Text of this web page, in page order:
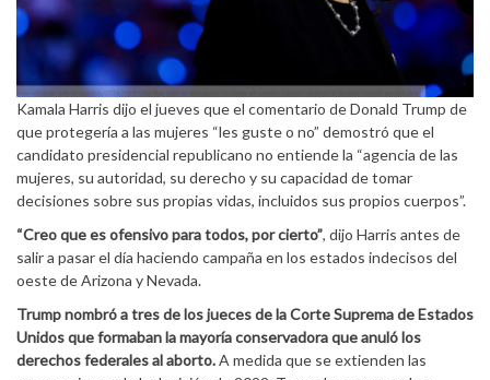
Kamala Harris dijo el jueves que el comentario de Donald Trump de
que protegería a las mujeres “les guste o no” demostró que el
candidato presidencial republicano no entiende la “agencia de las
mujeres, su autoridad, su derecho y su capacidad de tomar
decisiones sobre sus propias vidas, incluidos sus propios cuerpos”.
“Creo que es ofensivo para todos, por cierto”, dijo Harris antes de
salir a pasar el día haciendo campaña en los estados indecisos del
oeste de Arizona y Nevada.
Trump nombró a tres de los jueces de la Corte Suprema de Estados
Unidos que formaban la mayoría conservadora que anuló los
derechos federales al aborto.A medida que se extienden las